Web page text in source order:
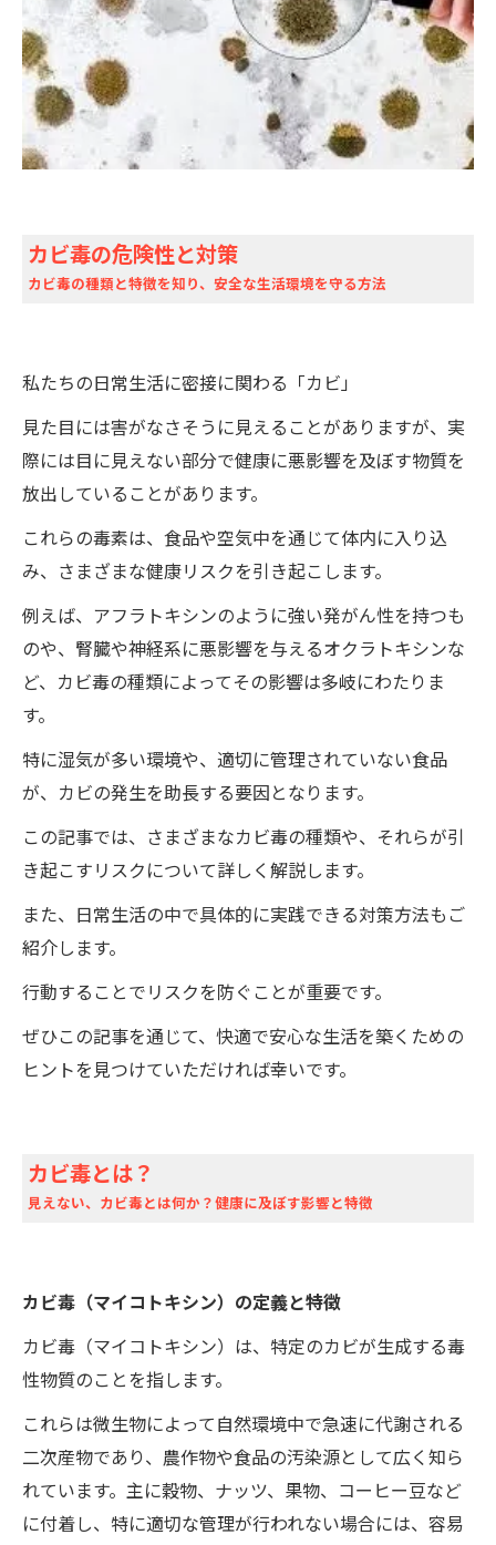
カビ毒の危険性と対策
カビ毒の種類と特徴を知り、安全な生活環境を守る方法
私たちの日常生活に密接に関わる「カビ」
見た目には害がなさそうに見えることがありますが、実
際には目に見えない部分で健康に悪影響を及ぼす物質を
放出していることがあります。
これらの毒素は、食品や空気中を通じて体内に入り込
み、さまざまな健康リスクを引き起こします。
例えば、アフラトキシンのように強い発がん性を持つも
のや、腎臓や神経系に悪影響を与えるオクラトキシンな
ど、カビ毒の種類によってその影響は多岐にわたりま
す。
特に湿気が多い環境や、適切に管理されていない食品
が、カビの発生を助長する要因となります。
この記事では、さまざまなカビ毒の種類や、それらが引
き起こすリスクについて詳しく解説します。
また、日常生活の中で具体的に実践できる対策方法もご
紹介します。
行動することでリスクを防ぐことが重要です。
ぜひこの記事を通じて、快適で安心な生活を築くための
ヒントを見つけていただければ幸いです。
カビ毒とは？
見えない、カビ毒とは何か？健康に及ぼす影響と特徴
カビ毒（マイコトキシン）の定義と特徴
カビ毒（マイコトキシン）は、特定のカビが生成する毒
性物質のことを指します。
これらは微生物によって自然環境中で急速に代謝される
二次産物であり、農作物や食品の汚染源として広く知ら
れています。主に穀物、ナッツ、果物、コーヒー豆など
に付着し、特に適切な管理が行われない場合には、容易